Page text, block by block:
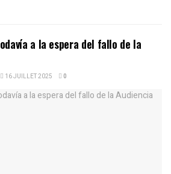
a la espera del fallo de la
16 JUILLET 2025 0